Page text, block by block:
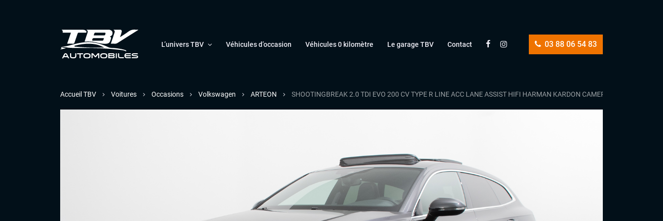
03 88 06 54 83
L’univers TBV Véhicules d’occasion Véhicules 0 kilomètre Le garage TBV Contact
Accueil TBV Voitures Occasions Volkswagen ARTEON SHOOTINGBREAK 2.0 TDI EVO 200 CV TYPE R LINE ACC LANE ASSIST HIFI HARMAN KARDON CAMERA PARK ASSIST